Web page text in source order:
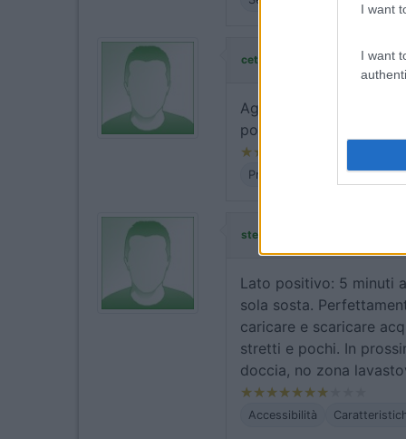
I want
I want
cetadiel ha commentato:
Aggiungo che non è
potrebbe integrare
Prezzo
stera57
Lato positivo: 5 minuti
sola sosta.
caricare e scaricare
stretti e pochi. In
doccia, no zona
Accessibilità